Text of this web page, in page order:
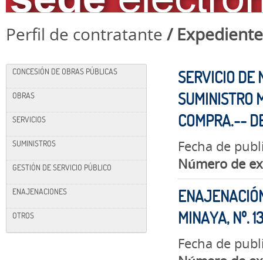
Perfil de contratante /
CONCESIÓN DE OBRAS PÚBLICAS
OBRAS
SERVICIOS
SUMINISTROS
GESTIÓN DE SERVICIO PÚBLICO
ENAJENACIONES
OTROS
SERVICIO DE
SUMINISTRO
COMPRA.--
Fecha de
Número de
MINAYA, Nº.
Fecha de